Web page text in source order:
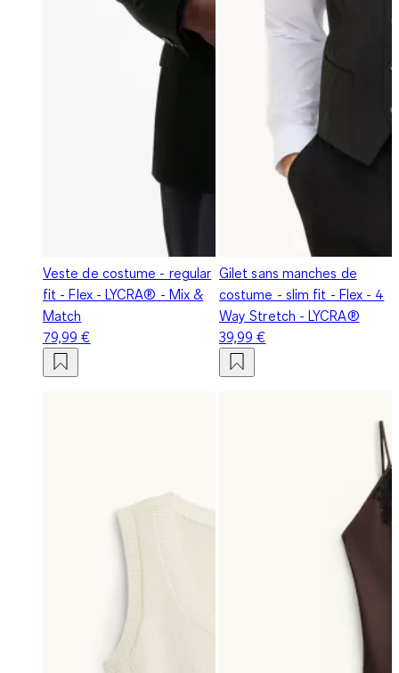
Veste de costume - regular
fit - Flex - LYCRA® - Mix &
Match
79,99 €
Gilet sans manches de
costume - slim fit - Flex - 4
Way Stretch - LYCRA®
39,99 €